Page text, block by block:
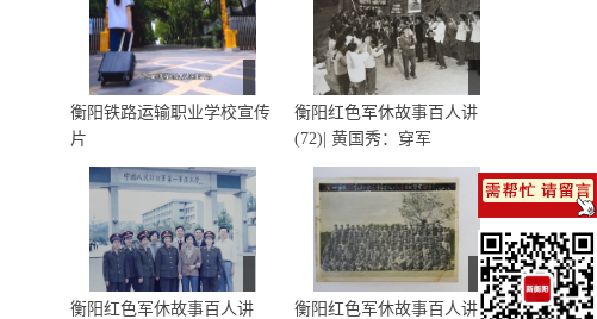
衡阳铁路运输职业学校宣传
片
衡阳红色军休故事百人讲
(72)| 黄国秀：穿军
衡阳红色军休故事百人讲 衡阳红色军休故事百人讲